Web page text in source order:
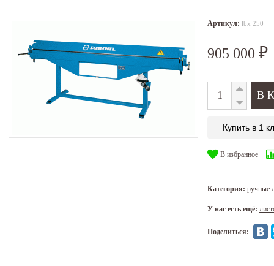
Артикул: lbx 250
905 000 ₽
Купить в 1
В избранное
Категория: ручные
У нас есть ещё:
Поделиться: